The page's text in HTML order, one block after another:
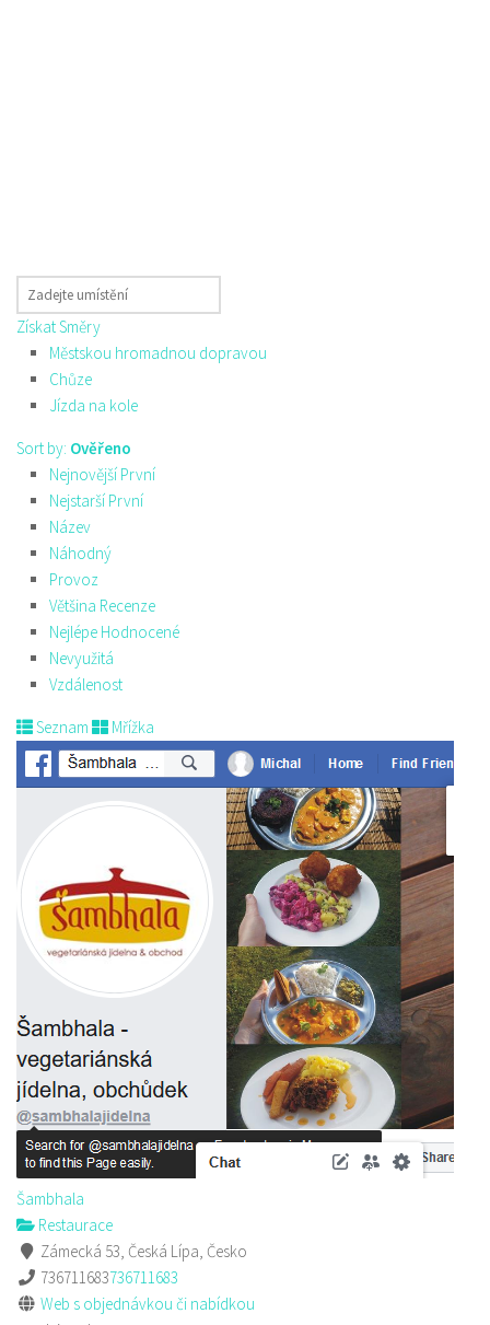
Získat Směry
Městskou hromadnou dopravou
Chůze
Jízda na kole
Sort by: Ověřeno
Nejnovější První
Nejstarší První
Název
Náhodný
Provoz
Většina Recenze
Nejlépe Hodnocené
Nevyužitá
Vzdálenost
Seznam Mřížka
Šambhala
Restaurace
Zámecká 53, Česká Lípa, Česko
736711683736711683
Web s objednávkou či nabídkou